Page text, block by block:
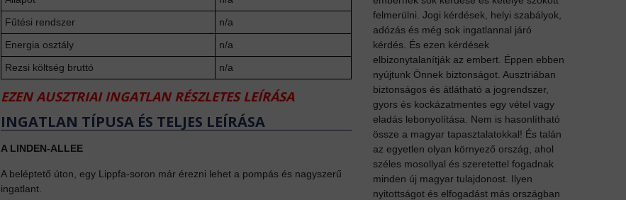
Fűtési rendszer
n/a
Energia osztály
n/a
Rezsi költség bruttó
n/a
EZEN AUSZTRIAI INGATLAN RÉSZLETES LEÍRÁSA
INGATLAN TÍPUSA ÉS TELJES LEÍRÁSA
A LINDEN-ALLEE
A beléptető úton, egy Lippfa-soron már érezni lehet a pompás és nagyszerű
ingatlant.
felmerülni. Jogi kérdések, helyi szabályok,
adózás és még sok ingatlannal járó
kérdés. És ezen kérdések
elbizonytalanítják az embert. Éppen ebben
nyújtunk Önnek biztonságot. Ausztriában
biztonságos és átlátható a jogrendszer,
gyors és kockázatmentes egy vétel vagy
eladás lebonyolítása. Nem is hasonlítható
össze a magyar tapasztalatokkal! És talán
az egyetlen olyan környező ország, ahol
széles mosollyal és szeretettel fogadnak
minden új magyar tulajdonost. Ilyen
nyitottságot és elfogadást más országban